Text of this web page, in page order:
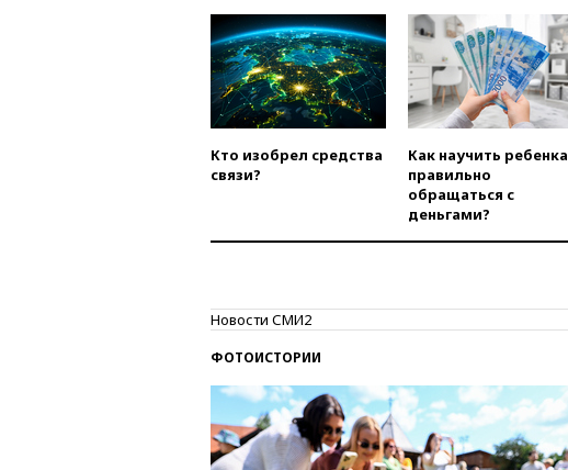
Кто изобрел средства
связи?
Как научить ребенка
правильно
обращаться с
деньгами?
Новости СМИ2
ФОТОИСТОРИИ